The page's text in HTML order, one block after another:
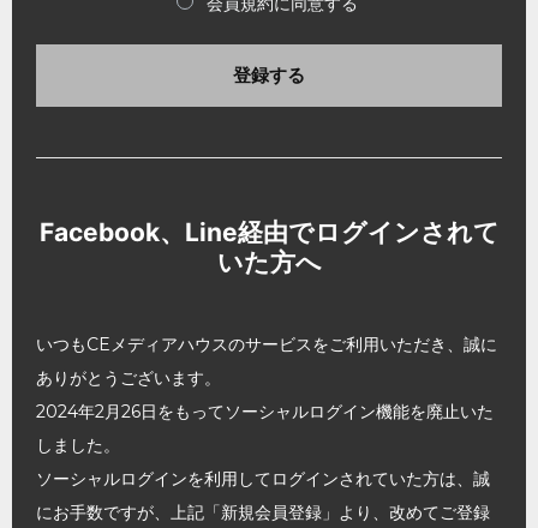
登録する
Facebook、Line経由でログインされて
いた方へ
いつもCEメディアハウスのサービスをご利用いただき、誠に
ありがとうございます。
2024年2月26日をもってソーシャルログイン機能を廃止いた
しました。
ソーシャルログインを利用してログインされていた方は、誠
にお手数ですが、上記「新規会員登録」より、改めてご登録